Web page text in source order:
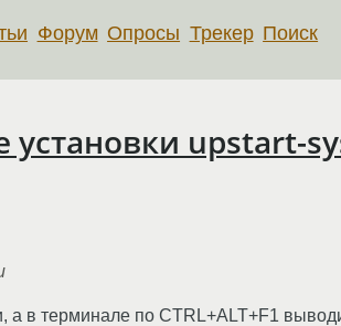
Форум Опросы Трекер Поиск
установки upstart-
а в терминале по CTRL+ALT+F1